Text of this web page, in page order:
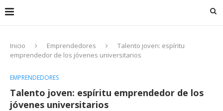
Inicio Emprendedores
Talento joven: espíritu
emprendedor de los jóvenes universitarios
EMPRENDEDORES
Talento joven: espíritu emprendedor de los
jóvenes universitarios